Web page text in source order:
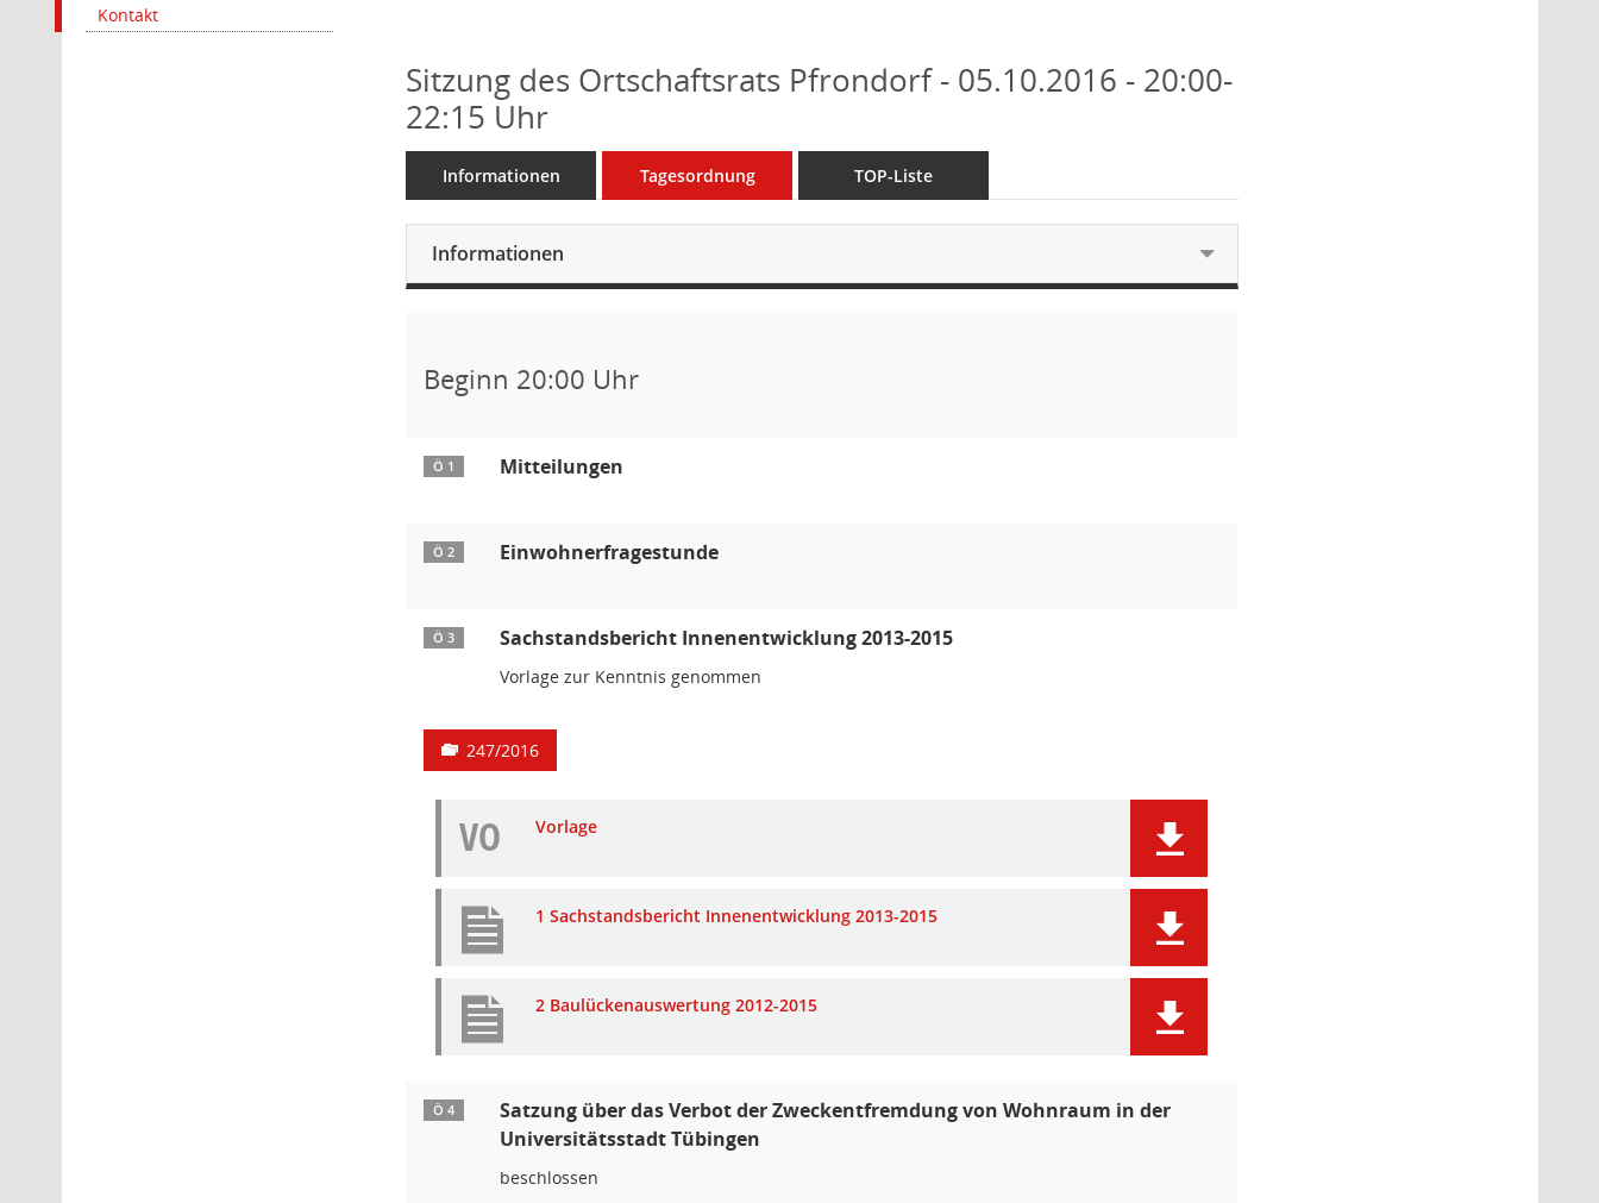
Kontakt
Sitzung des Ortschaftsrats Pfrondorf - 05.10.2016 - 20:00-
22:15 Uhr
Informationen Tagesordnung TOP-Liste
Informationen
Beginn 20:00 Uhr
Ö 1 Mitteilungen
Ö 2 Einwohnerfragestunde
Ö 3 Sachstandsbericht Innenentwicklung 2013-2015
Vorlage zur Kenntnis genommen
247/2016
VO Vorlage
1 Sachstandsbericht Innenentwicklung 2013-2015
2 Baulückenauswertung 2012-2015
Ö 4
Satzung über das Verbot der Zweckentfremdung von Wohnraum in der
Universitätsstadt Tübingen
beschlossen